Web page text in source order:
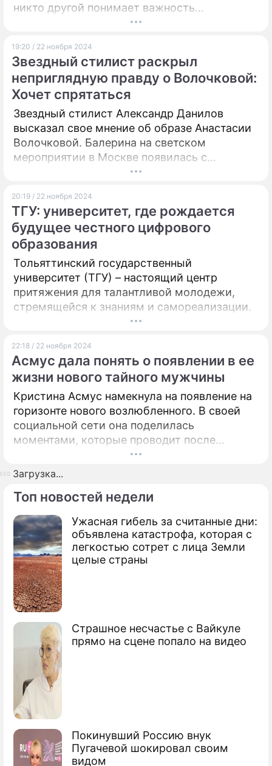
Топ новостей недели
Ужасная гибель за считанные дни:
объявлена катастрофа, которая с
легкостью сотрет с лица Земли
целые страны
Страшное несчастье с Вайкуле
прямо на сцене попало на видео
Покинувший Россию внук
Пугачевой шокировал своим
видом
никто другой понимает важность
доступности искусства. "Любить искусство
Станиславского актуальны как никогда.
19:20 / 22 ноября 2024
Звездный стилист раскрыл
неприглядную правду о Волочковой:
Хочет спрятаться
Звездный стилист Александр Данилов
высказал свое мнение об образе Анастасии
Волочковой. Балерина на светском
мероприятии в Москве появилась с
длинными и густыми волосами, но, как
20:19 / 22 ноября 2024
ТГУ: университет, где рождается
будущее честного цифрового
образования
Тольяттинский государственный
университет (ТГУ) – настоящий центр
притяжения для талантливой молодежи,
стремящейся к знаниям и самореализации.
22:18 / 22 ноября 2024
Асмус дала понять о появлении в ее
жизни нового тайного мужчины
Кристина Асмус намекнула на появление на
горизонте нового возлюбленного. В своей
социальной сети она поделилась
моментами, которые проводит после
напряженной смены, и, похоже, это время
стало особенно приятным благодаря новому
мужчине в ее жизни.
Загрузка...